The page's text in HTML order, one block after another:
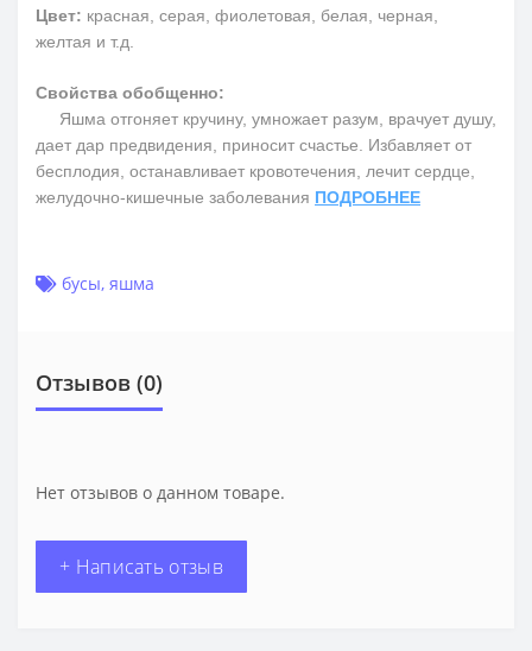
Цвет: красная, серая, фиолетовая, белая, черная,
желтая и т.д.
Свойства обобщенно:
Яшма отгоняет кручину, умножает разум, врачует душу,
дает дар предвидения, приносит счастье. Избавляет от
бесплодия, останавливает кровотечения, лечит сердце,
желудочно-кишечные заболевания ПОДРОБНЕЕ
бусы, яшма
Отзывов (0)
Нет отзывов о данном товаре.
+ Написать отзыв